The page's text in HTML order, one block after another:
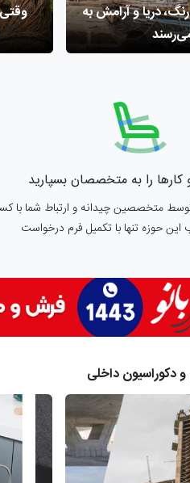
دریا و آرامش به
را به متخصصان بسپارید
متخصصین چیدانه و ارتباط شما با
حوزه تنها با تکمیل فرم درخواست
دکوراسیون داخلی